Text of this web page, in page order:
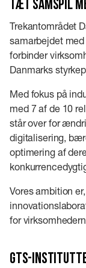
Tæt samspil
Trekantområdet
samarbejdet
forbinder
Danmarks
Med fokus på
med 7 af de 10
står over for
digitalisering,
optimering af
Vores ambition
for
GTS-